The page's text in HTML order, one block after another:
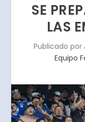
SE
LAS
Publicado por
Equipo